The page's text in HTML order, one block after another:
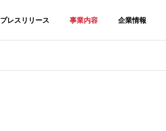
プレスリリース 事業内容 企業情報